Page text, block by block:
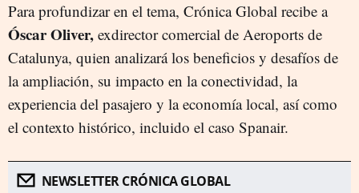
Para profundizar en el tema, Crónica Global recibe a
Óscar Oliver, exdirector comercial de Aeroports de
Catalunya, quien analizará los beneficios y desafíos de
la ampliación, su impacto en la conectividad, la
experiencia del pasajero y la economía local, así como
el contexto histórico, incluido el caso Spanair.
NEWSLETTER CRÓNICA GLOBAL